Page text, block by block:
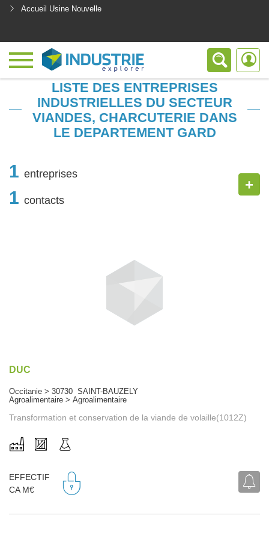
Accueil Usine Nouvelle
LISTE DES ENTREPRISES
INDUSTRIELLES DU SECTEUR
VIANDES, CHARCUTERIE DANS
LE DEPARTEMENT GARD
1 entreprises
1 contacts
+
DUC
Occitanie > 30730 SAINT-BAUZELY
Agroalimentaire > Agroalimentaire
Transformation et conservation de la viande de volaille(1012Z)
EFFECTIF
CA M€